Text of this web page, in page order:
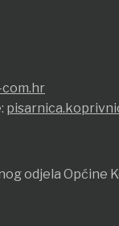
odjela Općine